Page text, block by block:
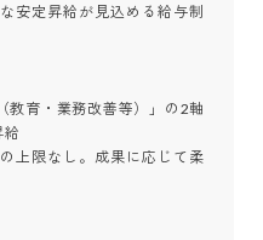
安定昇給が見込める給与制
教育・業務改善等）」の2軸
給
上限なし。成果に応じて柔